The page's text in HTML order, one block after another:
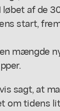
af de
start,
mængde
sagt, at
om tidens